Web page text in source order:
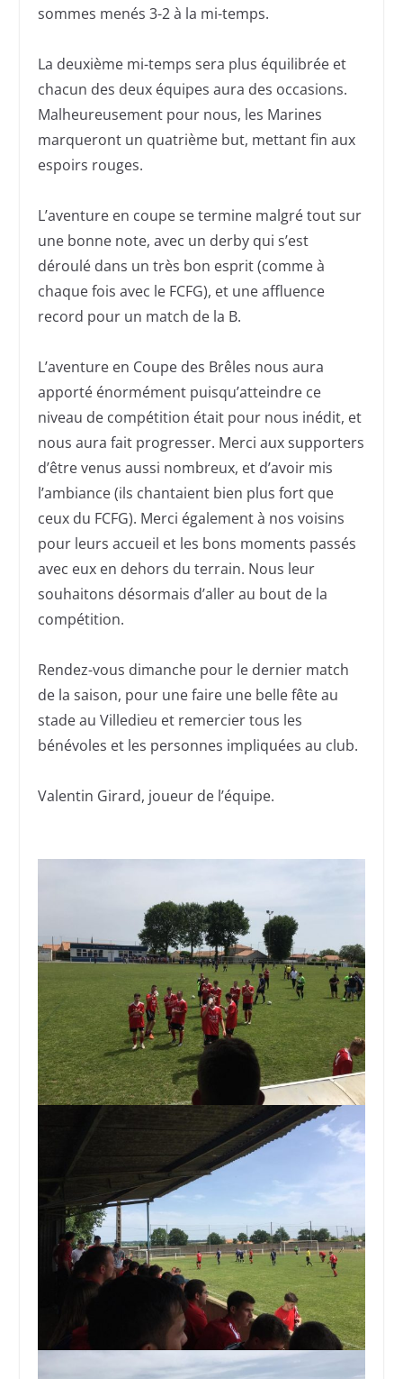
sommes menés 3-2 à la mi-temps.
La deuxième mi-temps sera plus équilibrée et
chacun des deux équipes aura des occasions.
Malheureusement pour nous, les Marines
marqueront un quatrième but, mettant fin aux
espoirs rouges.
L’aventure en coupe se termine malgré tout sur
une bonne note, avec un derby qui s’est
déroulé dans un très bon esprit (comme à
chaque fois avec le FCFG), et une affluence
record pour un match de la B.
L’aventure en Coupe des Brêles nous aura
apporté énormément puisqu’atteindre ce
niveau de compétition était pour nous inédit, et
nous aura fait progresser. Merci aux supporters
d’être venus aussi nombreux, et d’avoir mis
l’ambiance (ils chantaient bien plus fort que
ceux du FCFG). Merci également à nos voisins
pour leurs accueil et les bons moments passés
avec eux en dehors du terrain. Nous leur
souhaitons désormais d’aller au bout de la
compétition.
Rendez-vous dimanche pour le dernier match
de la saison, pour une faire une belle fête au
stade au Villedieu et remercier tous les
bénévoles et les personnes impliquées au club.
Valentin Girard, joueur de l’équipe.